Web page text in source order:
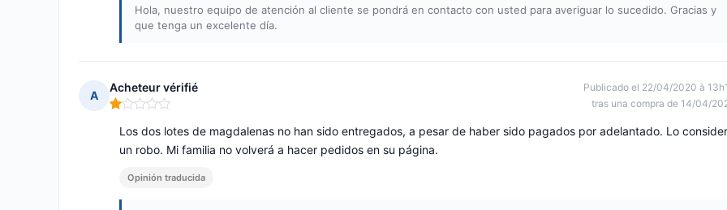
Hola, nuestro equipo de atención al cliente se pondrá en contacto con usted para averiguar lo sucedido. Gracias y
que tenga un excelente día.
A
Acheteur vérifié
Nota: 1 de 5
Publicado el 22/04/2020 à
tras una compra de 14/04/
Los dos lotes de magdalenas no han sido entregados, a pesar de haber sido pagados por adelantado. Lo
un robo. Mi familia no volverá a hacer pedidos en su página.
Opinión traducida